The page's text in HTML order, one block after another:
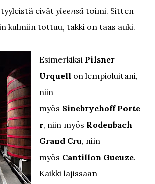
eivät yleensä toimi. Sitten
kulmiin tottuu, takki on taas auki.
Esimerkiksi Pilsner
Urquell on lempioluitani,
niin
myös Sinebrychoff Porte
r, niin myös Rodenbach
Grand Cru, niin
myös Cantillon Gueuze.
Kaikki lajissaan